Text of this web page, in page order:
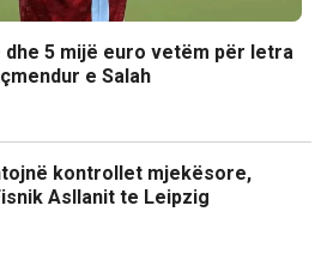
5 mijë euro vetëm për letra
e Salah
kontrollet mjekësore,
Asllanit te Leipzig